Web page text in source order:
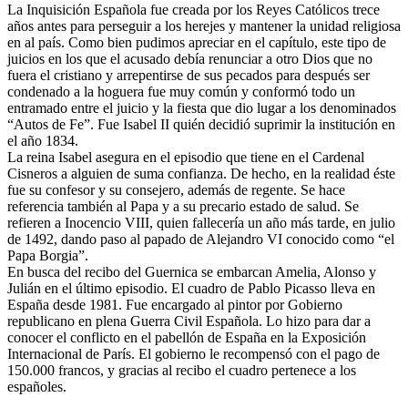
La Inquisición Española fue creada por los Reyes Católicos trece
años antes para perseguir a los herejes y mantener la unidad religiosa
en al país. Como bien pudimos apreciar en el capítulo, este tipo de
juicios en los que el acusado debía renunciar a otro Dios que no
fuera el cristiano y arrepentirse de sus pecados para después ser
condenado a la hoguera fue muy común y conformó todo un
entramado entre el juicio y la fiesta que dio lugar a los denominados
“Autos de Fe”. Fue Isabel II quién decidió suprimir la institución en
el año 1834.
La reina Isabel asegura en el episodio que tiene en el Cardenal
Cisneros a alguien de suma confianza. De hecho, en la realidad éste
fue su confesor y su consejero, además de regente. Se hace
referencia también al Papa y a su precario estado de salud. Se
refieren a Inocencio VIII, quien fallecería un año más tarde, en julio
de 1492, dando paso al papado de Alejandro VI conocido como “el
Papa Borgia”.
En busca del recibo del Guernica se embarcan Amelia, Alonso y
Julián en el último episodio. El cuadro de Pablo Picasso lleva en
España desde 1981. Fue encargado al pintor por Gobierno
republicano en plena Guerra Civil Española. Lo hizo para dar a
conocer el conflicto en el pabellón de España en la Exposición
Internacional de París. El gobierno le recompensó con el pago de
150.000 francos, y gracias al recibo el cuadro pertenece a los
españoles.